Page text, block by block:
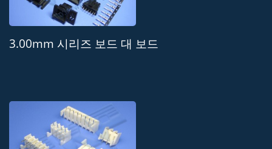
3.00mm 시리즈 보드 대 보드